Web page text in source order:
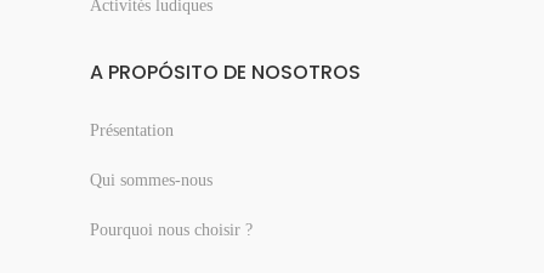
Activités ludiques
A PROPÓSITO DE NOSOTROS
Présentation
Qui sommes-nous
Pourquoi nous choisir ?